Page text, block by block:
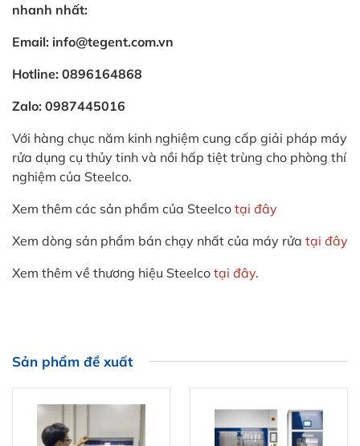
nhanh nhất:
Email: info@tegent.com.vn
Hotline: 0896164868
Zalo: 0987445016
Với hàng chục năm kinh nghiệm cung cấp giải pháp máy
rửa dụng cụ thủy tinh và nồi hấp tiệt trùng cho phòng thí
nghiệm của Steelco.
Xem thêm các sản phẩm của Steelco tại đây
Xem dòng sản phẩm bán chạy nhất của máy rửa tại đây
Xem thêm về thương hiệu Steelco tại đây.
Sản phẩm đề xuất